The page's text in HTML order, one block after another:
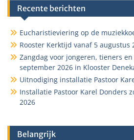
Recente berichten
Eucharistieviering op de
Rooster Kerktijd vanaf 5 augustus
Zangdag voor jongeren, tieners
september 2026 in Klooster
Uitnodiging installatie Pastoor
Installatie Pastoor Karel Donders
2026
Belangrijk